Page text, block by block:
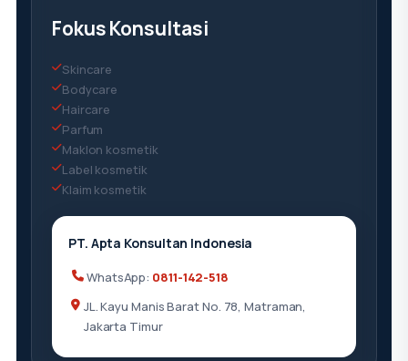
Fokus Konsultasi
Skincare
Bodycare
Haircare
Parfum
Maklon kosmetik
Label kosmetik
Klaim kosmetik
PT. Apta Konsultan Indonesia
WhatsApp: 0811-142-518
JL. Kayu Manis Barat No. 78, Matraman,
Jakarta Timur